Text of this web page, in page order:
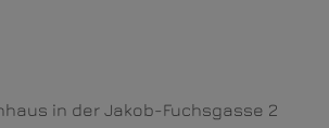
in der Jakob-Fuchsgasse 2